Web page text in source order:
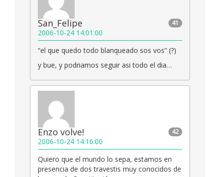
41
San_Felipe
2006-10-24 14:01:00
“el que quedo todo blanqueado sos vos” (?)
y bue, y podriamos seguir asi todo el dia…
42
Enzo volve!
2006-10-24 14:16:00
Quiero que el mundo lo sepa, estamos en
presencia de dos travestis muy conocidos de